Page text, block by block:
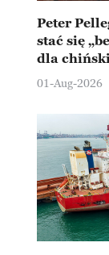
Peter
stać się
dla
01-Aug-2026